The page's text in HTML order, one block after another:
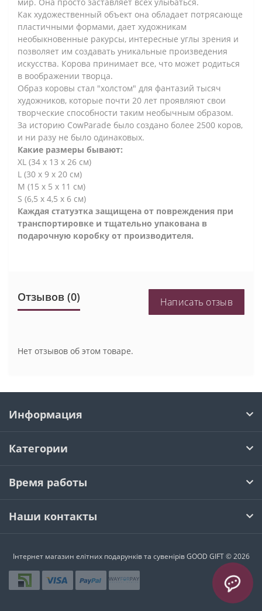
Как художественный объект она обладает потрясающе
пластичными формами, дает художникам
необыкновенные ракурсы, интересные углы зрения и
позволяет им создавать уникальные произведения
искусства. Корова принимает все, что может родиться
в воображении творца.
Образ коровы стал "холстом" для фантазий тысяч
художников, которые почти 20 лет проявляют свои
творческие способности таким необычным образом.
За историю CowParade было создано более 2500 коров,
и ни разу не было одинаковых.
Какие размеры бывают:
XL (34 х 13 х 26 см)
L (30 х 9 х 20 см)
M (15 x 5 x 11 см)
S (6,5 x 4,5 х 6 см)
Каждая статуэтка защищена от повреждения при
транспортировке и тщательно упакована в
подарочную коробку от производителя.
Отзывов (0) Написать отзыв
Нет отзывов об этом товаре.
Информация
Категории
Время работы
Наши контакты
Інтернет магазин елітних подарунків та сувенірів GOOD GIFT © 2026